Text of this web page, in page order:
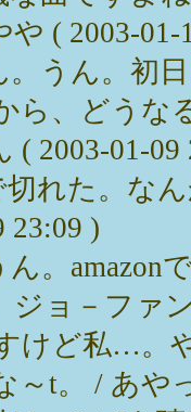
( 2003-01-
うん。初
ら、どうな
( 2003-01-09
れた。な
23:09 )
。amazon
ジョ－ファ
けど私…。
～t。 / あや